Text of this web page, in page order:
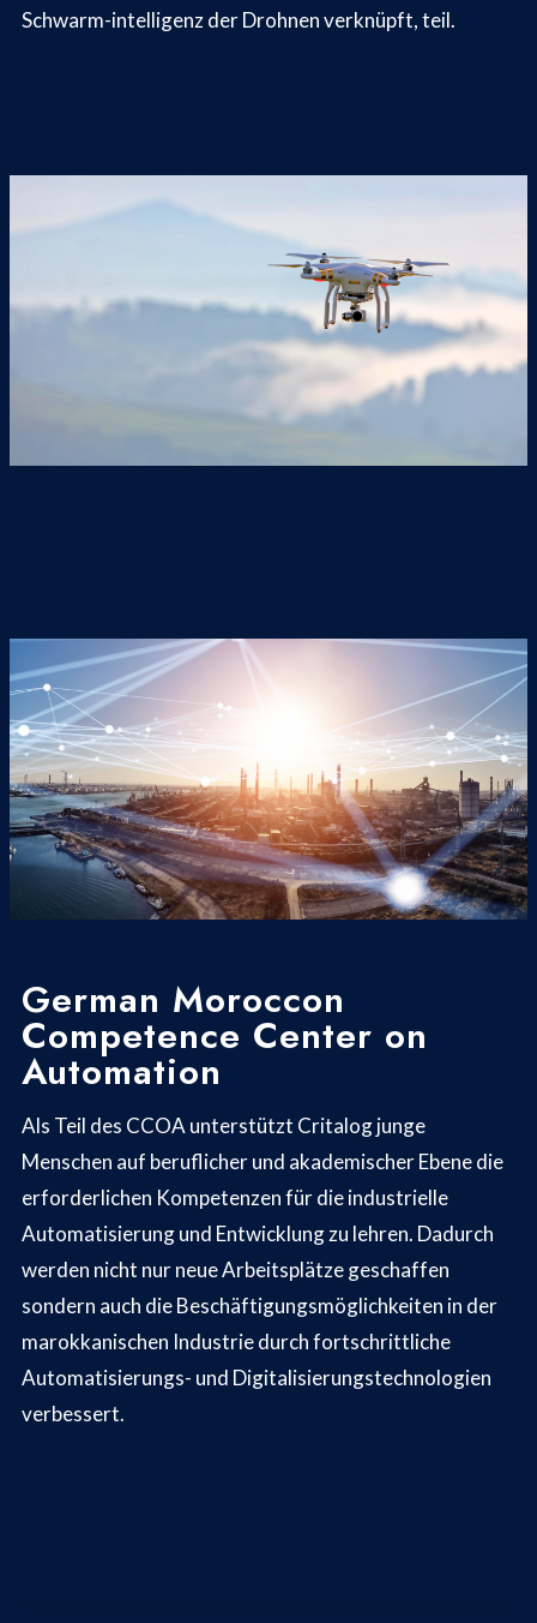
Schwarm-intelligenz der Drohnen verknüpft, teil.
German Moroccon
Competence Center on
Automation
Als Teil des CCOA unterstützt Critalog junge
Menschen auf beruflicher und akademischer Ebene die
erforderlichen Kompetenzen für die industrielle
Automatisierung und Entwicklung zu lehren. Dadurch
werden nicht nur neue Arbeitsplätze geschaffen
sondern auch die Beschäftigungsmöglichkeiten in der
marokkanischen Industrie durch fortschrittliche
Automatisierungs- und Digitalisierungstechnologien
verbessert.